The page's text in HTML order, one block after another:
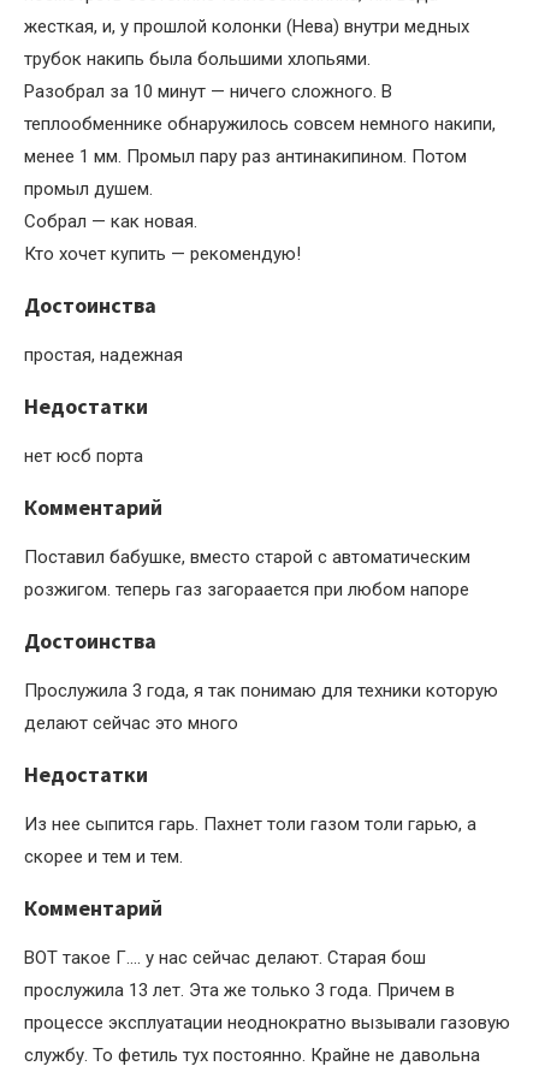
жесткая, и, у прошлой колонки (Нева) внутри медных
трубок накипь была большими хлопьями.
Разобрал за 10 минут — ничего сложного. В
теплообменнике обнаружилось совсем немного накипи,
менее 1 мм. Промыл пару раз антинакипином. Потом
промыл душем.
Собрал — как новая.
Кто хочет купить — рекомендую!
Достоинства
простая, надежная
Недостатки
нет юсб порта
Комментарий
Поставил бабушке, вместо старой с автоматическим
розжигом. теперь газ загораается при любом напоре
Достоинства
Прослужила 3 года, я так понимаю для техники которую
делают сейчас это много
Недостатки
Из нее сыпится гарь. Пахнет толи газом толи гарью, а
скорее и тем и тем.
Комментарий
ВОТ такое Г…. у нас сейчас делают. Старая бош
прослужила 13 лет. Эта же только 3 года. Причем в
процессе эксплуатации неоднократно вызывали газовую
службу. То фетиль тух постоянно. Крайне не давольна